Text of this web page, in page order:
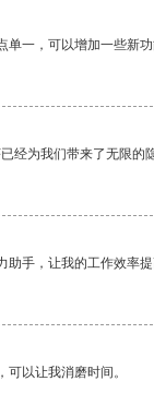
单一，可以增加一些新
经为我们带来了无限的
助手，让我的工作效率
以让我消磨时间。